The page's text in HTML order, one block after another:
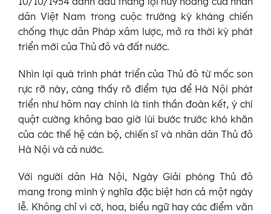
dân Việt Nam trong cuộc trường kỳ kháng chiến
chống thực dân Pháp xâm lược, mở ra thời kỳ phát
triển mới của Thủ đô và đất nước.
Nhìn lại quá trình phát triển của Thủ đô từ mốc son
rực rỡ này, càng thấy rõ điểm tựa để Hà Nội phát
triển như hôm nay chính là tinh thần đoàn kết, ý chí
quật cường không bao giờ lùi bước trước khó khăn
của các thế hệ cán bộ, chiến sĩ và nhân dân Thủ đô
Hà Nội và cả nước.
Với người dân Hà Nội, Ngày Giải phóng Thủ đô
mang trong mình ý nghĩa đặc biệt hơn cả một ngày
lễ. Không chỉ vì cờ, hoa, biểu ngữ hay các điểm văn